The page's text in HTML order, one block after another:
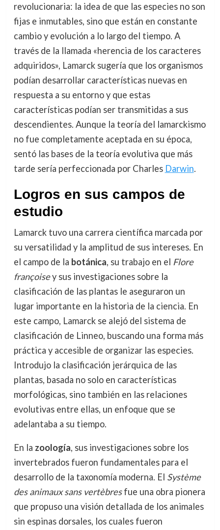
revolucionaria: la idea de que las especies no son
fijas e inmutables, sino que están en constante
cambio y evolución a lo largo del tiempo. A
través de la llamada «herencia de los caracteres
adquiridos», Lamarck sugería que los organismos
podían desarrollar características nuevas en
respuesta a su entorno y que estas
características podían ser transmitidas a sus
descendientes. Aunque la teoría del lamarckismo
no fue completamente aceptada en su época,
sentó las bases de la teoría evolutiva que más
tarde sería perfeccionada por Charles Darwin.
Logros en sus campos de
estudio
Lamarck tuvo una carrera científica marcada por
su versatilidad y la amplitud de sus intereses. En
el campo de la botánica, su trabajo en el Flore
françoisey sus investigaciones sobre la
clasificación de las plantas le aseguraron un
lugar importante en la historia de la ciencia. En
este campo, Lamarck se alejó del sistema de
clasificación de Linneo, buscando una forma más
práctica y accesible de organizar las especies.
Introdujo la clasificación jerárquica de las
plantas, basada no solo en características
morfológicas, sino también en las relaciones
evolutivas entre ellas, un enfoque que se
adelantaba a su tiempo.
En la zoología, sus investigaciones sobre los
invertebrados fueron fundamentales para el
desarrollo de la taxonomía moderna. El Système
des animaux sans vertèbresfue una obra pionera
que propuso una visión detallada de los animales
sin espinas dorsales, los cuales fueron